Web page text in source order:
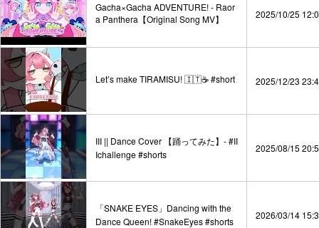
Gacha×Gacha ADVENTURE! - Raor
a Panthera【Original Song MV】
2025/10/25
Let’s make TIRAMISU! 🇮🇹☕️ #short 2025/12/23
III || Dance Cover 【踊ってみた】- #II
Ichallenge #shorts
2025/08/15
「SNAKE EYES」Dancing with the
Dance Queen! #SnakeEyes #shorts
2026/03/14